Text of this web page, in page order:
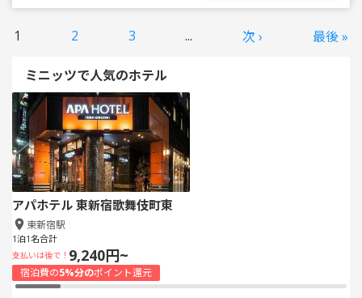
1 2 3 ... 次 › 最後 »
ミニッツで人気のホテル
アパホテル 東新宿歌舞伎町東
東新宿駅
1泊1名合計
支払いは後で！ 9,240円~
宿泊費の5%分のポイント還元